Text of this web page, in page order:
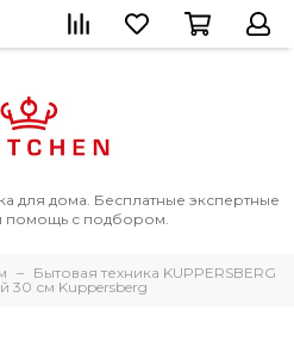
для дома. Бесплатные экспертные
помощь с подбором.
Бытовая техника KUPPERSBERG
см Kuppersberg